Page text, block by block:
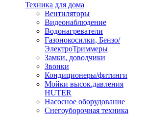
Техника для дома
Вентиляторы
Видеонаблюдение
Водонагреватели
Газонокосилки, Бензо/
ЭлектроТриммеры
Замки, доводчики
Звонки
Кондиционеры/фитинги
Мойки высок.давления
HUTER
Насосное оборудование
Снегоуборочная техника